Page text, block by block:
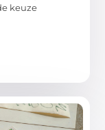
keuze